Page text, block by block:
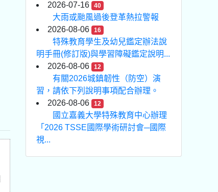
2026-07-16
40
大雨或颱風過後登革熱拉警報
2026-08-06
16
特殊教育學生及幼兒鑑定辦法說
明手冊(修訂版)與學習障礙鑑定說明...
2026-08-06
12
有關2026城鎮韌性（防空）演
習，請依下列說明事項配合辦理。
2026-08-06
12
國立嘉義大學特殊教育中心辦理
「2026 TSSE國際學術研討會─國際
視...